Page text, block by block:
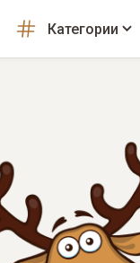
Категории